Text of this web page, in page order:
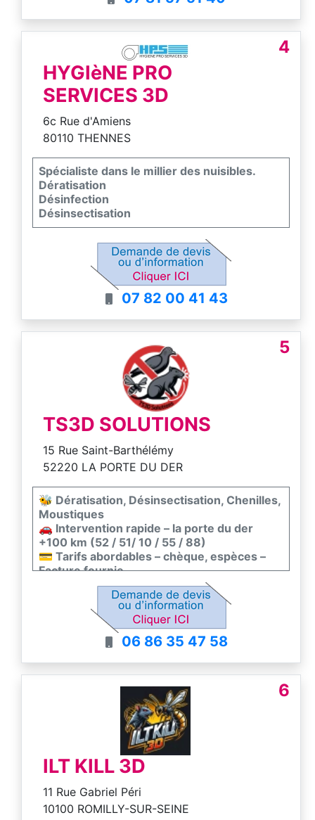
4
HYGIèNE PRO
SERVICES 3D
6c Rue d'Amiens
80110 THENNES
Spécialiste dans le millier des nuisibles.
Dératisation
Désinfection
Désinsectisation
07 82 00 41 43
5
TS3D SOLUTIONS
15 Rue Saint-Barthélémy
52220 LA PORTE DU DER
🐝 Dératisation, Désinsectisation, Chenilles,
Moustiques
🚗 Intervention rapide – la porte du der
+100 km (52 / 51/ 10 / 55 / 88)
💳 Tarifs abordables – chèque, espèces –
Facture fournie
📅 Disponible 7j/7, 8h-20h – Interlocuteur
✅ Entreprise agréée Certibiocide
06 86 35 47 58
6
ILT KILL 3D
11 Rue Gabriel Péri
10100 ROMILLY-SUR-SEINE